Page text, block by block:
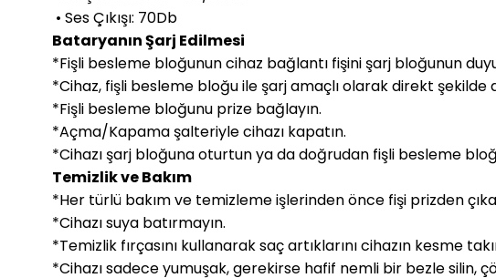
• Ses Çıkışı: 70Db
Bataryanın Şarj Edilmesi
*Fişli besleme bloğunun cihaz bağlantı fişini şarj bloğunun
*Cihaz, fişli besleme bloğu ile şarj amaçlı olarak direkt şekilde
*Fişli besleme bloğunu prize bağlayın.
*Açma/Kapama şalteriyle cihazı kapatın.
*Cihazı şarj bloğuna oturtun ya da doğrudan fişli besleme
Temizlik ve Bakım
*Her türlü bakım ve temizleme işlerinden önce fişi prizden
*Cihazı suya batırmayın.
*Temizlik fırçasını kullanarak saç artıklarını cihazın kesme
*Cihazı sadece yumuşak, gerekirse hafif nemli bir bezle silin,